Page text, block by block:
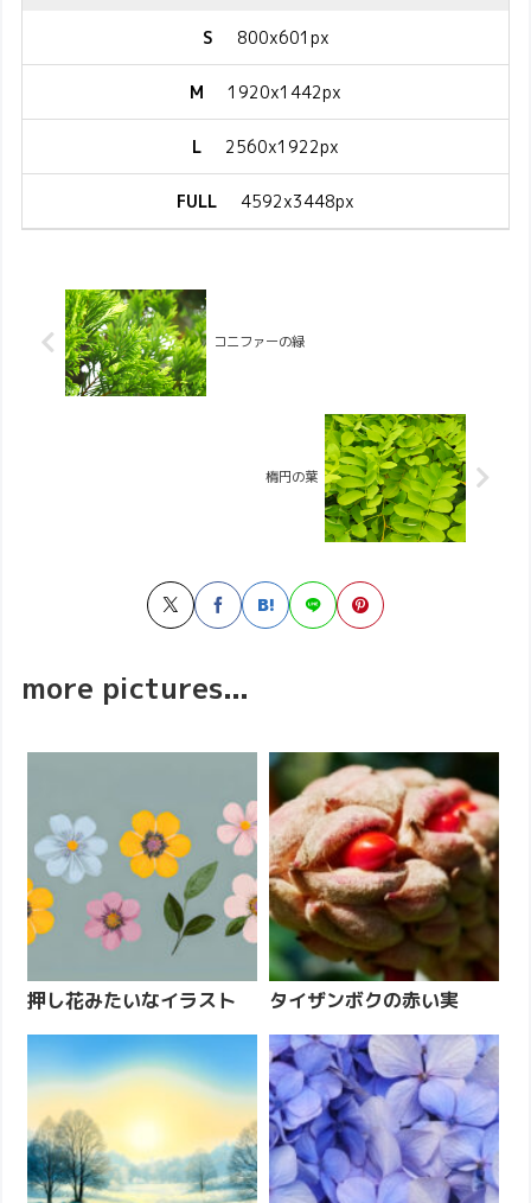
S 800x601px
M 1920x1442px
L 2560x1922px
FULL 4592x3448px
コニファーの緑
楕円の葉
more pictures...
押し花みたいなイラスト タイザンボクの赤い実